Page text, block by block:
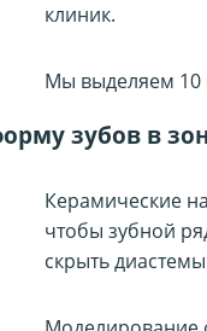
клиник.
Мы выделяем 10
зубов в
Керамические
чтобы зубной
скрыть